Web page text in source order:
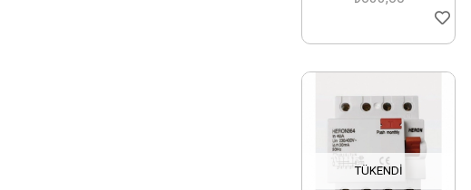
TÜKENDI